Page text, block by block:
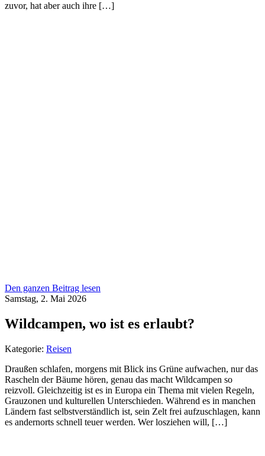
zuvor, hat aber auch ihre […]
Den ganzen Beitrag lesen
Samstag, 2. Mai 2026
Wildcampen, wo ist es erlaubt?
Kategorie: Reisen
Draußen schlafen, morgens mit Blick ins Grüne aufwachen, nur das
Rascheln der Bäume hören, genau das macht Wildcampen so
reizvoll. Gleichzeitig ist es in Europa ein Thema mit vielen Regeln,
Grauzonen und kulturellen Unterschieden. Während es in manchen
Ländern fast selbstverständlich ist, sein Zelt frei aufzuschlagen, kann
es andernorts schnell teuer werden. Wer losziehen will, […]